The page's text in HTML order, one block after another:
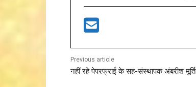
Previous article
नहीं रहे पेपरफ्राई के सह-संस्थापक अंबरीश मूर्ति